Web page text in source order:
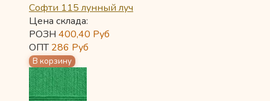
Софти 115 лунный луч
Цена склада:
РОЗН 400,40 Руб
ОПТ286 Руб